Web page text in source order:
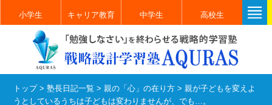
小学生 キャリア教育 中学生 高校生
トップ>塾長日記一覧 >親の「心」の在り方 >親が子どもを変えよ
うとしているうちは子どもは変わりませんが、でも…。